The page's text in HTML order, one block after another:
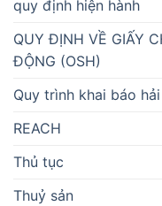
quy định hiện hành
QUY ĐỊNH VỀ GIẤY
ĐỘNG (OSH)
Quy trình khai báo
REACH
Thủ tục
Thuỷ sản